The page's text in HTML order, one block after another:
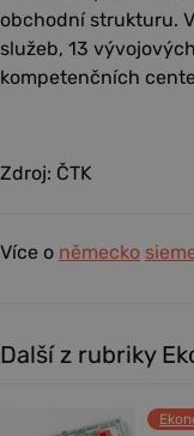
obchodní strukturu.
služeb, 13
kompetenčních
Zdroj: ČTK
Více o německo
Další z rubriky